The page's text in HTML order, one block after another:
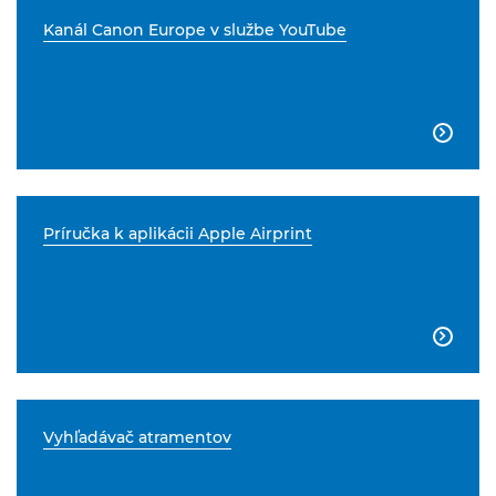
Kanál Canon Europe v službe YouTube

Príručka k aplikácii Apple Airprint

Vyhľadávač atramentov